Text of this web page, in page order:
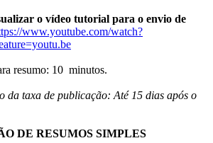
o vídeo tutorial para o envio de
www.youtube.com/watch?
resumo: 10 minutos.
da taxa de publicação: Até 15 dias após o
DE RESUMOS SIMPLES